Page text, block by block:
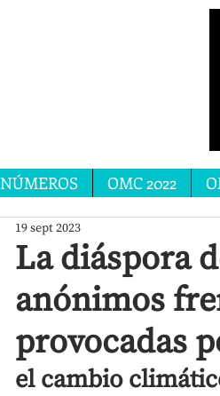
NÚMEROS OMC 2022
La diáspora
anónimos
provocadas
19 sept 2023
el cambio